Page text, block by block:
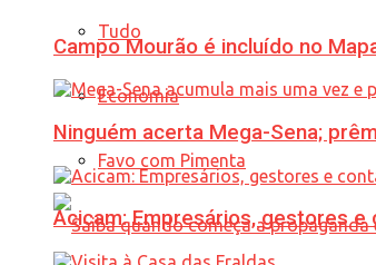
Tudo
Economia
Favo com Pimenta
Campo Mourão é incluído no
Ninguém acerta Mega-Sena;
Acicam: Empresários, gestores